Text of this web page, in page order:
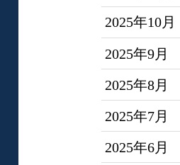
2025年10月
2025年9月
2025年8月
2025年7月
2025年6月